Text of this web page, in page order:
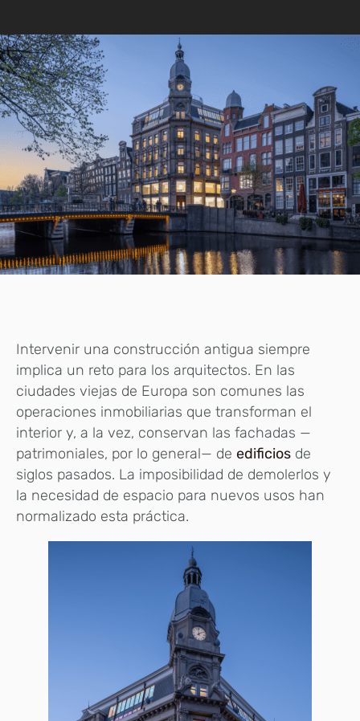
Intervenir una construcción antigua siempre
implica un reto para los arquitectos. En las
ciudades viejas de Europa son comunes las
operaciones inmobiliarias que transforman el
interior y, a la vez, conservan las fachadas —
patrimoniales, por lo general— de edificios de
siglos pasados. La imposibilidad de demolerlos y
la necesidad de espacio para nuevos usos han
normalizado esta práctica.